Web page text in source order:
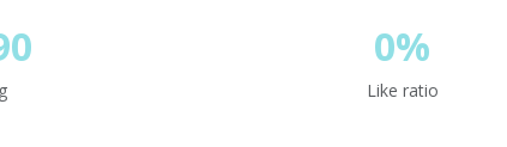
0%
Like ratio